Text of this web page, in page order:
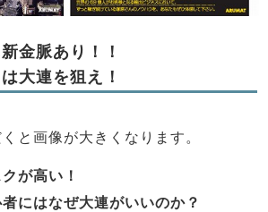
金脈あり！！
大連を狙え！
と画像が大きくなります。
が高い！
にはなぜ大連がいいのか？